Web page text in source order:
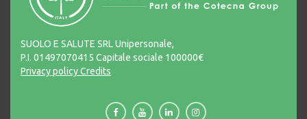
SUOLO E SALUTE SRL Unipersonale,
P.I. 01497070415 Capitale sociale 100000€
Privacy policyCredits